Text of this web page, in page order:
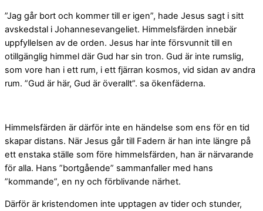
”Jag går bort och kommer till er igen”, hade Jesus sagt i sitt
avskedstal i Johannesevangeliet. Himmelsfärden innebär
uppfyllelsen av de orden. Jesus har inte försvunnit till en
otillgänglig himmel där Gud har sin tron. Gud är inte rumslig,
som vore han i ett rum, i ett fjärran kosmos, vid sidan av andra
rum. ”Gud är här, Gud är överallt”. sa ökenfäderna.
Himmelsfärden är därför inte en händelse som ens för en tid
skapar distans. När Jesus går till Fadern är han inte längre på
ett enstaka ställe som före himmelsfärden, han är närvarande
för alla. Hans ”bortgående” sammanfaller med hans
”kommande”, en ny och förblivande närhet.
Därför är kristendomen inte upptagen av tider och stunder,